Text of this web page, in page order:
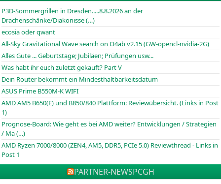
P3D-Sommergrillen in Dresden.....8.8.2026 an der
Drachenschänke/Diakonisse (…)
ecosia oder qwant
All-Sky Gravitational Wave search on O4ab v2.15 (GW-opencl-nvidia-2G)
Alles Gute ... Geburtstage; Jubiläen; Prüfungen usw...
Was habt ihr euch zuletzt gekauft? Part V
Dein Router bekommt ein Mindesthaltbarkeitsdatum
ASUS Prime B550M-K WIFI
AMD AM5 B650(E) und B850/840 Plattform: Reviewübersicht. (Links in Post
1)
Prognose-Board: Wie geht es bei AMD weiter? Entwicklungen / Strategien
/ Ma (…)
AMD Ryzen 7000/8000 (ZEN4, AM5, DDR5, PCIe 5.0) Reviewthread - Links in
Post 1
PARTNER-NEWSPCGH